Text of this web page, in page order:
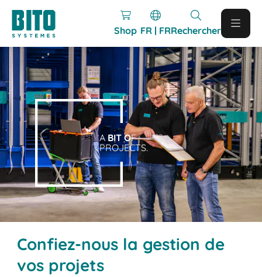
Shop FR | FRRechercher
A BIT OF
PROJECTS.
Confiez-nous la gestion de
vos projets